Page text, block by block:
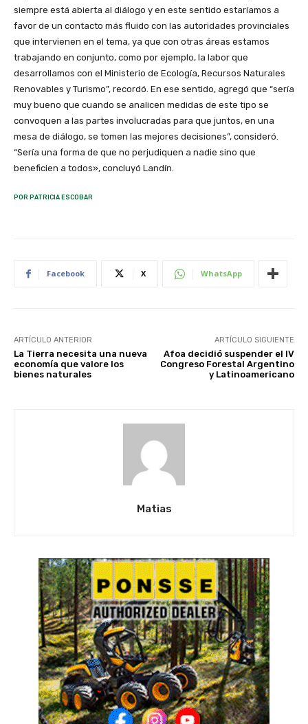
siempre está abierta al diálogo y en este sentido estaríamos a
favor de un contacto más fluido con las autoridades provinciales
que intervienen en el tema, ya que con otras áreas estamos
trabajando en conjunto, como por ejemplo, la labor que
desarrollamos con el Ministerio de Ecología, Recursos Naturales
Renovables y Turismo”, recordó. En ese sentido, agregó que “sería
muy bueno que cuando se analicen medidas de este tipo se
convoquen a las partes involucradas para que juntos, en una
mesa de diálogo, se tomen las mejores decisiones”, consideró.
“Sería una forma de que no perjudiquen a nadie sino que
beneficien a todos», concluyó Landín.
POR PATRICIA ESCOBAR
Facebook X WhatsApp
ARTÍCULO ANTERIOR
La Tierra necesita una nueva
economía que valore los
bienes naturales
ARTÍCULO SIGUIENTE
Afoa decidió suspender el IV
Congreso Forestal Argentino
y Latinoamericano
Matias